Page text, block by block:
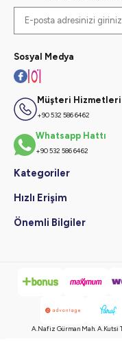
Sosyal Medya
Müşteri Hizmetleri
+90 532 586 6462
Whatsapp Hattı
+90 532 586 6462
Kategoriler
Hızlı Erişim
Önemli Bilgiler
A.Nafiz Gürman Mah. A.Kutsi